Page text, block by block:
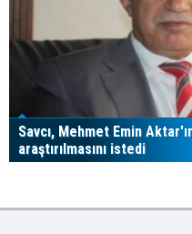
Savcı, Mehmet Emin
araştırılmasını istedi